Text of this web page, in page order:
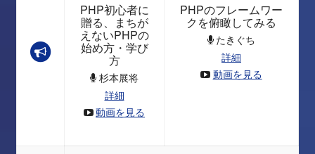
PHP初心者に
贈る、まちが
えないPHPの
始め方・学び
方
杉本展将
詳細
動画を見る
PHPのフレームワー
クを俯瞰してみる
たきぐち
詳細
動画を見る